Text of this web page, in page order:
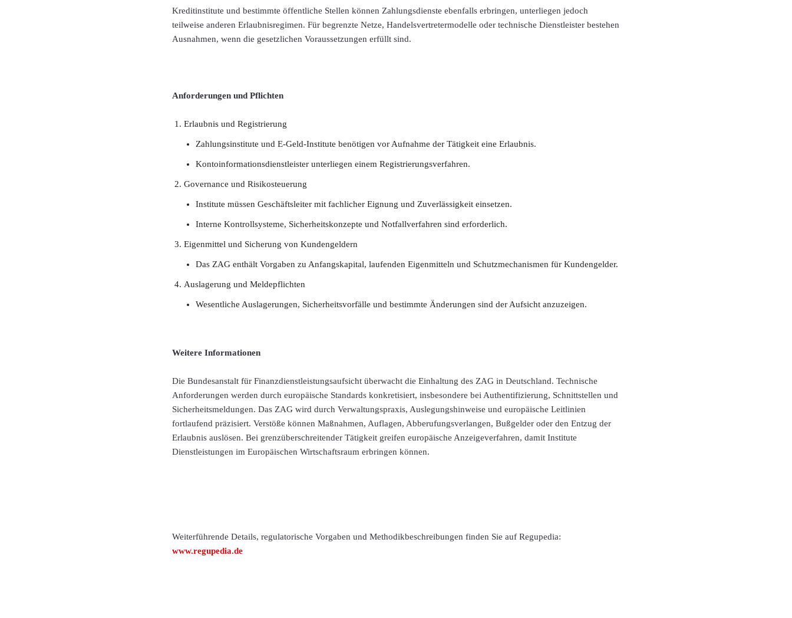
Kreditinstitute und bestimmte öffentliche Stellen können Zahlungsdienste ebenfalls erbringen, unterliegen jedoch
teilweise anderen Erlaubnisregimen. Für begrenzte Netze, Handelsvertretermodelle oder technische Dienstleister bestehen
Ausnahmen, wenn die gesetzlichen Voraussetzungen erfüllt sind.
Anforderungen und Pflichten
Erlaubnis und Registrierung
Zahlungsinstitute und E-Geld-Institute benötigen vor Aufnahme der Tätigkeit eine Erlaubnis.
Kontoinformationsdienstleister unterliegen einem Registrierungsverfahren.
Governance und Risikosteuerung
Institute müssen Geschäftsleiter mit fachlicher Eignung und Zuverlässigkeit einsetzen.
Interne Kontrollsysteme, Sicherheitskonzepte und Notfallverfahren sind erforderlich.
Eigenmittel und Sicherung von Kundengeldern
Das ZAG enthält Vorgaben zu Anfangskapital, laufenden Eigenmitteln und Schutzmechanismen für Kundengelder.
Auslagerung und Meldepflichten
Wesentliche Auslagerungen, Sicherheitsvorfälle und bestimmte Änderungen sind der Aufsicht anzuzeigen.
Weitere Informationen
Die Bundesanstalt für Finanzdienstleistungsaufsicht überwacht die Einhaltung des ZAG in Deutschland. Technische
Anforderungen werden durch europäische Standards konkretisiert, insbesondere bei Authentifizierung, Schnittstellen und
Sicherheitsmeldungen. Das ZAG wird durch Verwaltungspraxis, Auslegungshinweise und europäische Leitlinien
fortlaufend präzisiert. Verstöße können Maßnahmen, Auflagen, Abberufungsverlangen, Bußgelder oder den Entzug der
Erlaubnis auslösen. Bei grenzüberschreitender Tätigkeit greifen europäische Anzeigeverfahren, damit Institute
Dienstleistungen im Europäischen Wirtschaftsraum erbringen können.
Weiterführende Details, regulatorische Vorgaben und Methodikbeschreibungen finden Sie auf Regupedia:
www.regupedia.de